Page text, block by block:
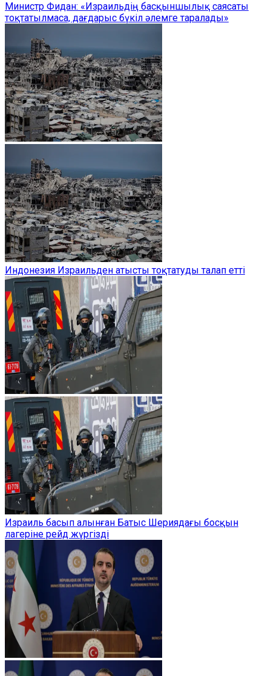
Министр Фидан: «Израильдің басқыншылық саясаты
тоқтатылмаса, дағдарыс бүкіл әлемге таралады»
Индонезия Израильден атысты тоқтатуды талап етті
Израиль басып алынған Батыс Шериядағы босқын
лагеріне рейд жүргізді